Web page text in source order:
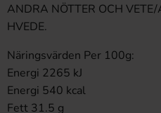
ANDRA NÖTTER OCH
HVEDE.
Näringsvärden Per 100g:
Energi 2265 kJ
Energi 540 kcal
Fett 31.5 g